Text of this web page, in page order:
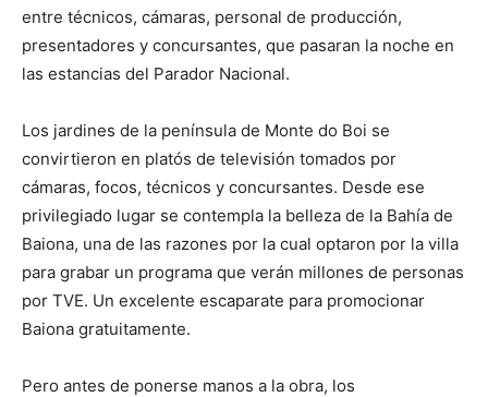
entre técnicos, cámaras, personal de producción,
presentadores y concursantes, que pasaran la noche en
las estancias del Parador Nacional.
Los jardines de la península de Monte do Boi se
convirtieron en platós de televisión tomados por
cámaras, focos, técnicos y concursantes. Desde ese
privilegiado lugar se contempla la belleza de la Bahía de
Baiona, una de las razones por la cual optaron por la villa
para grabar un programa que verán millones de personas
por TVE. Un excelente escaparate para promocionar
Baiona gratuitamente.
Pero antes de ponerse manos a la obra, los